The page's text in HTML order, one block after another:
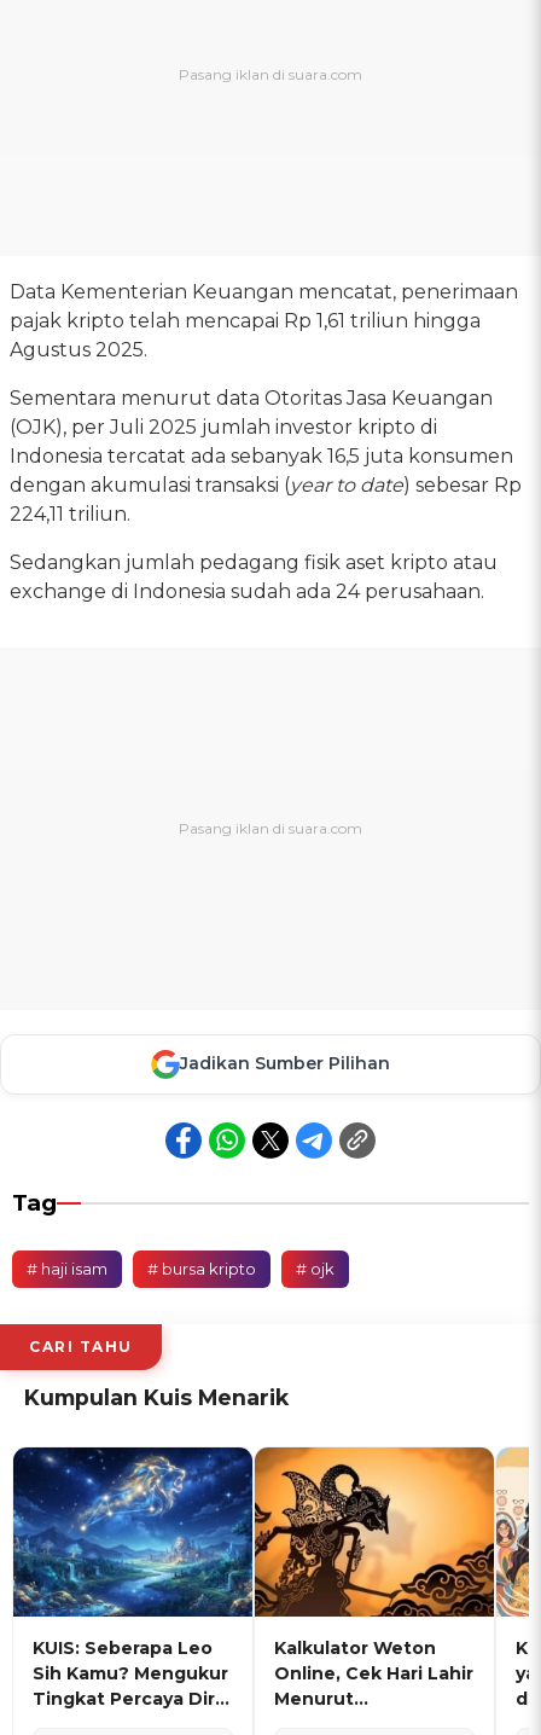
Data Kementerian Keuangan mencatat, penerimaan
pajak kripto telah mencapai Rp 1,61 triliun hingga
Agustus 2025.
Sementara menurut data Otoritas Jasa Keuangan
(OJK), per Juli 2025 jumlah investor kripto di
Indonesia tercatat ada sebanyak 16,5 juta konsumen
dengan akumulasi transaksi (year to date) sebesar Rp
224,11 triliun.
Sedangkan jumlah pedagang fisik aset kripto atau
exchange di Indonesia sudah ada 24 perusahaan.
Jadikan Sumber Pilihan
Tag
# haji isam # bursa kripto # ojk
CARI TAHU
Kumpulan Kuis Menarik
KUIS: Seberapa Leo
Sih Kamu? Mengukur
Tingkat Percaya Diri
Kalkulator Weton
Online, Cek Hari Lahir
Menurut